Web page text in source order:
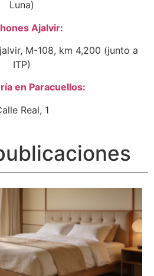
Luna)
Ajalvir:
M-108, km 4,200 (junto a
ITP)
en Paracuellos:
Real, 1